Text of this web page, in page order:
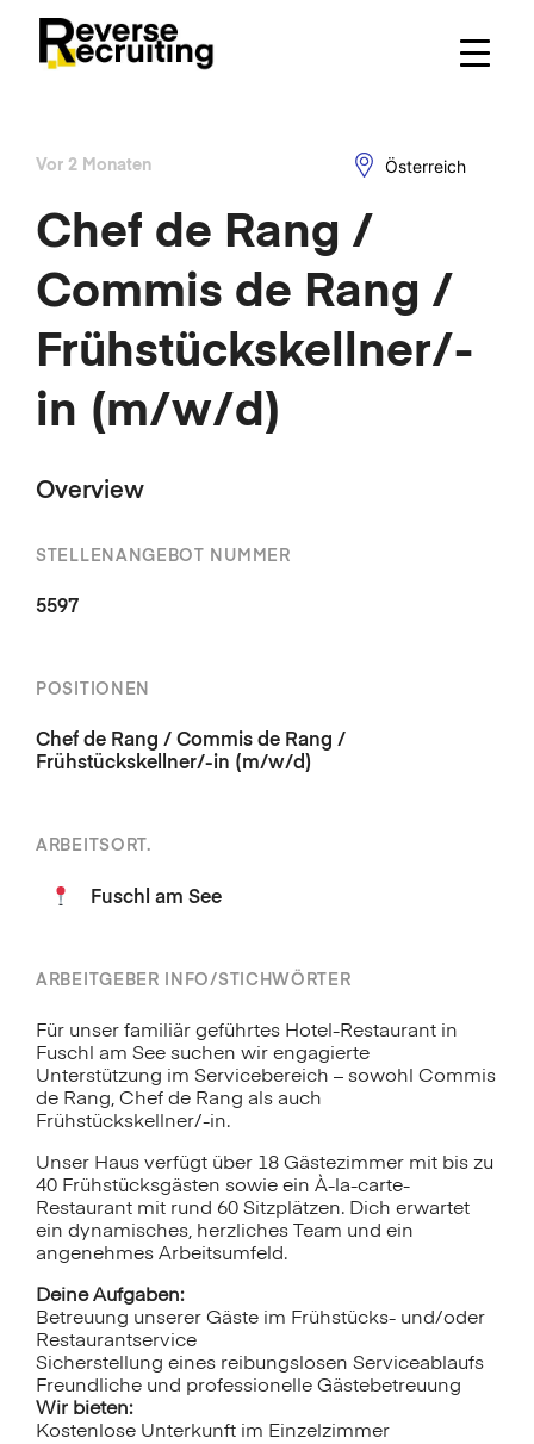
content
Vor 2 Monaten Österreich
Chef de Rang /
Commis de Rang /
Frühstückskellner/-
in (m/w/d)
Overview
STELLENANGEBOT NUMMER
5597
POSITIONEN
Chef de Rang / Commis de Rang /
Frühstückskellner/-in (m/w/d)
ARBEITSORT.
Fuschl am See
ARBEITGEBER INFO/STICHWÖRTER
Für unser familiär geführtes Hotel-Restaurant in
Fuschl am See suchen wir engagierte
Unterstützung im Servicebereich – sowohl Commis
de Rang, Chef de Rang als auch
Frühstückskellner/-in.
Unser Haus verfügt über 18 Gästezimmer mit bis zu
40 Frühstücksgästen sowie ein À-la-carte-
Restaurant mit rund 60 Sitzplätzen. Dich erwartet
ein dynamisches, herzliches Team und ein
angenehmes Arbeitsumfeld.
Deine Aufgaben:
Betreuung unserer Gäste im Frühstücks- und/oder
Restaurantservice
Sicherstellung eines reibungslosen Serviceablaufs
Freundliche und professionelle Gästebetreuung
Wir bieten:
Kostenlose Unterkunft im Einzelzimmer